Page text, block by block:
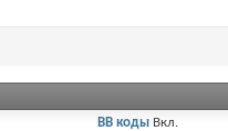
BB коды Вкл.